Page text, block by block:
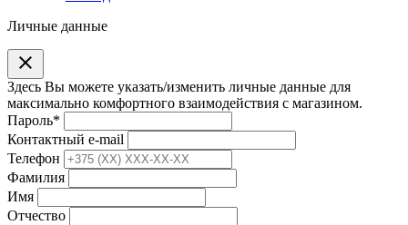
Личные данные
clear
Здесь Вы можете указать/изменить личные данные для
максимально комфортного взаимодействия с магазином.
Пароль*
Контактный e-mail
Телефон
Фамилия
Имя
Отчество